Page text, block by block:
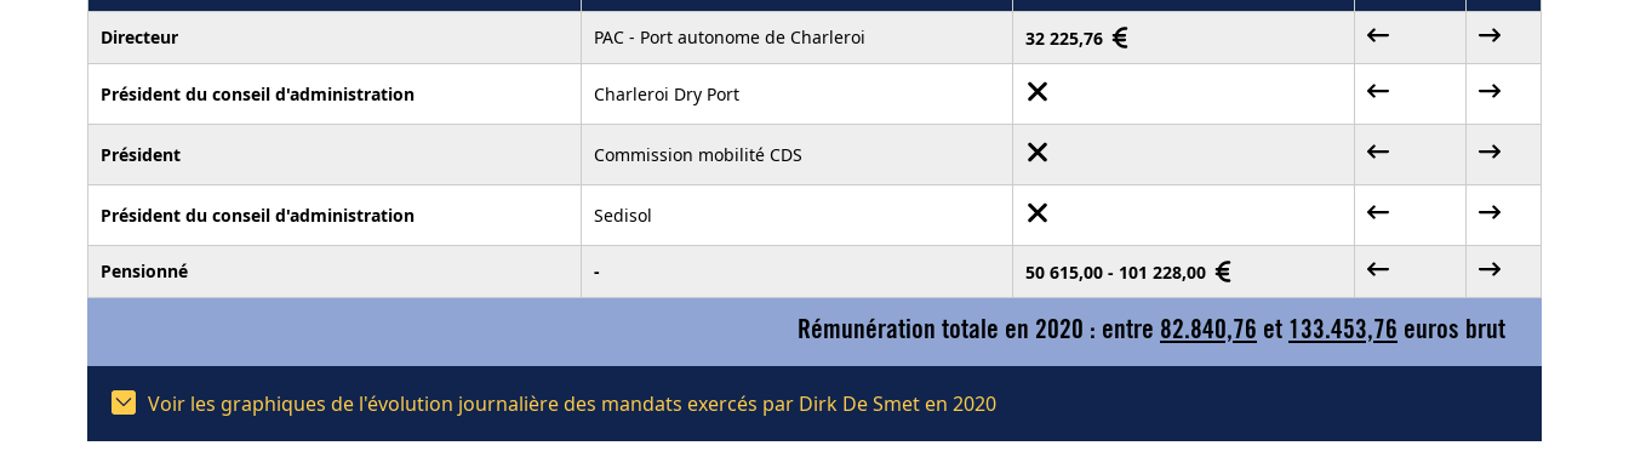
Directeur PAC - Port autonome de Charleroi 32 225,76
Président du conseil d'administration Charleroi Dry Port
Président Commission mobilité CDS
Président du conseil d'administration Sedisol
Pensionné - 50 615,00 - 101 228,00
Rémunération totale en 2020 : entre 82.840,76 et 133.453,76 euros brut
Voir les graphiques de l'évolution journalière des mandats exercés par Dirk De Smet en 2020